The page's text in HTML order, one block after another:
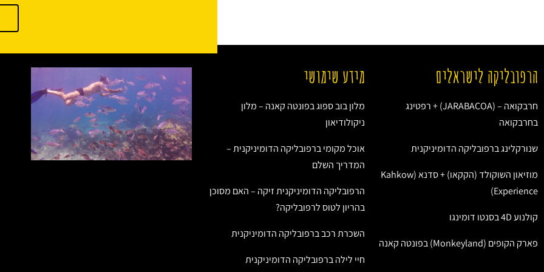
הרפובליקה לישראלים
חרבקואה – (JARABACOA) + רפטינג
בחרבקואה
שנורקלינג ברפובליקה הדומיניקנית
מוזיאון השוקולד (הקקאו) + סדנא (Kahkow
Experience)
קולנוע 4D בסנטו דומינגו
פארק הקופים (Monkeyland) בפונטה קאנה
מידע שימושי
מלון בוב ספוג בפונטה קאנה – מלון
ניקולודיאון
אוכל מקומי ברפובליקה הדומיניקנית –
המדריך השלם
הרפובליקה הדומיניקנית זיקה – האם מסוכן
בהריון לטוס לרפובליקה?
השכרת רכב ברפובליקה הדומיניקנית
חיי לילה ברפובליקה הדומיניקנית